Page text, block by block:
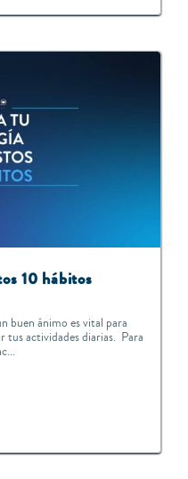
10 hábitos
buen ánimo es vital para
tus actividades diarias. Para